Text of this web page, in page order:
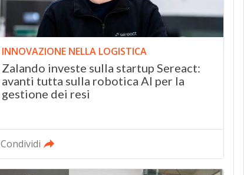
INNOVAZIONE NELLA LOGISTICA
Zalando investe sulla startup Sereact:
avanti tutta sulla robotica AI per la
gestione dei resi
Condividi